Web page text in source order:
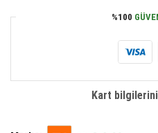
%100
Kart